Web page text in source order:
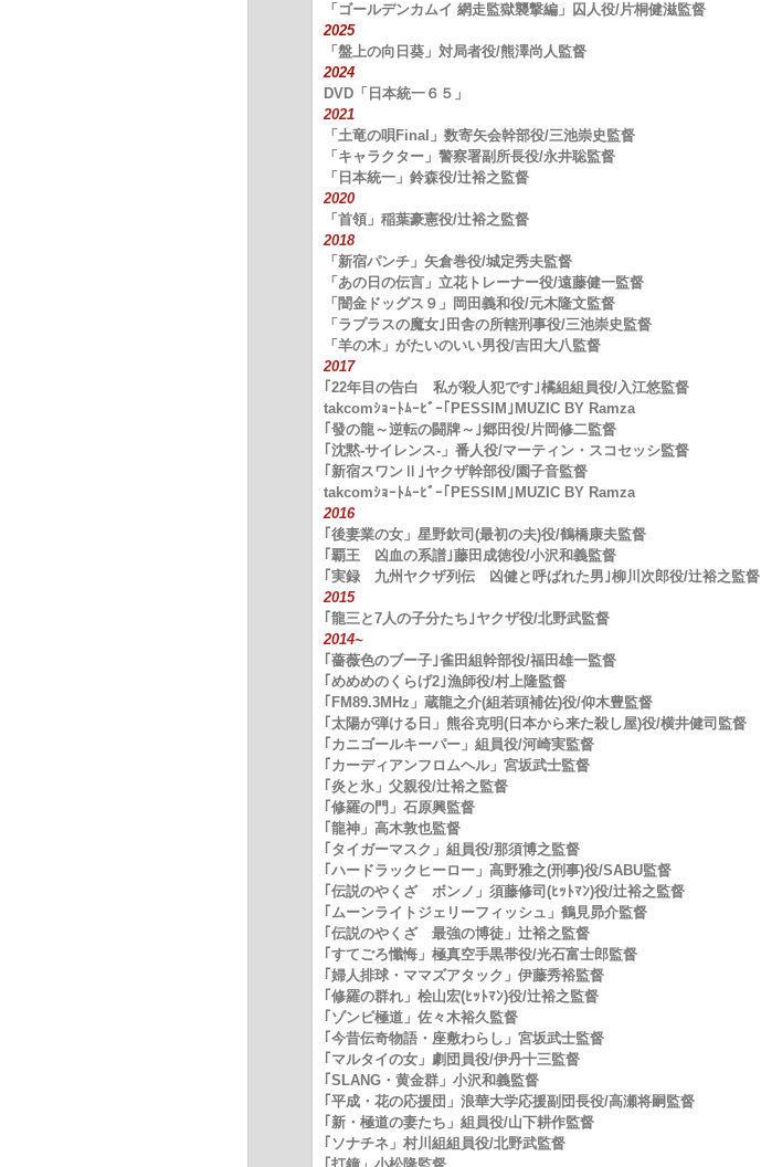
「ゴールデンカムイ 網走監獄襲撃編」囚人役/片桐健滋監督
2025
「盤上の向日葵」対局者役/熊澤尚人監督
2024
DVD「日本統一６５」
2021
「土竜の唄Final」数寄矢会幹部役/三池崇史監督
「キャラクター」警察署副所長役/永井聡監督
「日本統一」鈴森役/辻裕之監督
2020
「首領」稲葉豪憲役/辻裕之監督
2018
「新宿パンチ」矢倉巻役/城定秀夫監督
「あの日の伝言」立花トレーナー役/遠藤健一監督
「闇金ドッグス９」岡田義和役/元木隆文監督
「ラプラスの魔女｣田舎の所轄刑事役/三池崇史監督
「羊の木」がたいのいい男役/吉田大八監督
2017
｢22年目の告白 私が殺人犯です｣橘組組員役/入江悠監督
takcomｼｮｰﾄﾑｰﾋﾞｰ｢PESSIM｣MUZIC BY Ramza
｢發の龍～逆転の闘牌～｣郷田役/片岡修二監督
｢沈黙-サイレンス-」番人役/マーティン・スコセッシ監督
｢新宿スワンⅡ｣ヤクザ幹部役/園子音監督
takcomｼｮｰﾄﾑｰﾋﾞｰ｢PESSIM｣MUZIC BY Ramza
2016
｢後妻業の女」星野欽司(最初の夫)役/鶴橋康夫監督
｢覇王 凶血の系譜｣藤田成徳役/小沢和義監督
｢実録 九州ヤクザ列伝 凶健と呼ばれた男｣柳川次郎役/辻裕之監督
2015
｢龍三と7人の子分たち｣ヤクザ役/北野武監督
2014~
｢薔薇色のブー子｣雀田組幹部役/福田雄一監督
｢めめめのくらげ2｣漁師役/村上隆監督
｢FM89.3MHz」蔵龍之介(組若頭補佐)役/仰木豊監督
｢太陽が弾ける日」熊谷克明(日本から来た殺し屋)役/横井健司監督
｢カニゴールキーパー」組員役/河崎実監督
｢カーディアンフロムヘル」宮坂武士監督
｢炎と氷」父親役/辻裕之監督
｢修羅の門」石原興監督
｢龍神」高木敦也監督
｢タイガーマスク」組員役/那須博之監督
｢ハードラックヒーロー」高野雅之(刑事)役/SABU監督
｢伝説のやくざ ボンノ」須藤修司(ﾋｯﾄﾏﾝ)役/辻裕之監督
｢ムーンライトジェリーフィッシュ」鶴見昴介監督
｢伝説のやくざ 最強の博徒」辻裕之監督
｢すてごろ懺悔」極真空手黒帯役/光石富士郎監督
｢婦人排球・ママズアタック」伊藤秀裕監督
｢修羅の群れ」桧山宏(ﾋｯﾄﾏﾝ)役/辻裕之監督
｢ゾンビ極道」佐々木裕久監督
｢今昔伝奇物語・座敷わらし」宮坂武士監督
｢マルタイの女」劇団員役/伊丹十三監督
｢SLANG・黄金群」小沢和義監督
｢平成・花の応援団」浪華大学応援副団長役/高瀬将嗣監督
｢新・極道の妻たち」組員役/山下耕作監督
｢ソナチネ」村川組組員役/北野武監督